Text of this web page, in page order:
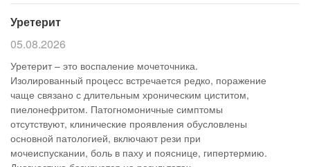
Уретерит
05.08.2026
Уретерит – это воспаление мочеточника.
Изолированный процесс встречается редко, поражение
чаще связано с длительным хроническим циститом,
пиелонефритом. Патогномоничные симптомы
отсутствуют, клинические проявления обусловлены
основной патологией, включают рези при
мочеиспускании, боль в паху и пояснице, гипертермию.